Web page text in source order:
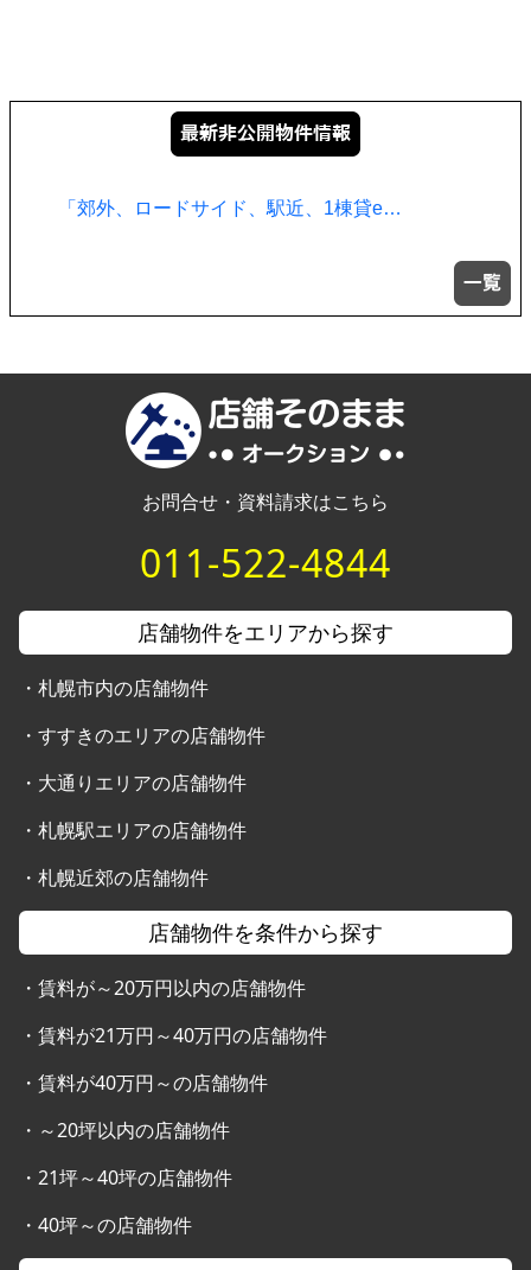
「郊外、ロードサイド、駅近、1棟貸e…
お問合せ・資料請求はこちら
011-522-4844
店舗物件をエリアから探す
・ 札幌市内の店舗物件
・ すすきのエリアの店舗物件
・ 大通りエリアの店舗物件
・ 札幌駅エリアの店舗物件
・ 札幌近郊の店舗物件
店舗物件を条件から探す
・ 賃料が～20万円以内の店舗物件
・ 賃料が21万円～40万円の店舗物件
・ 賃料が40万円～の店舗物件
・ ～20坪以内の店舗物件
・ 21坪～40坪の店舗物件
・ 40坪～の店舗物件